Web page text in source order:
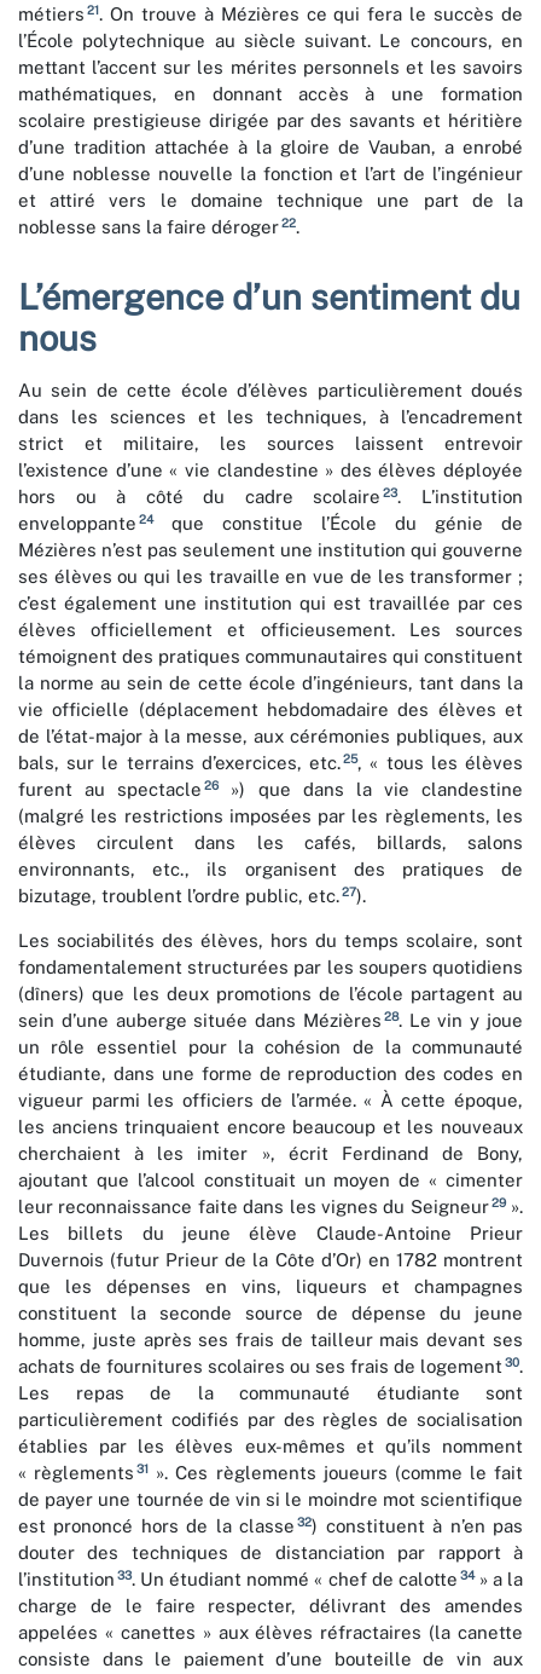
métiers 21. On trouve à Mézières ce qui fera le succès de
l’École polytechnique au siècle suivant. Le concours, en
mettant l’accent sur les mérites personnels et les savoirs
mathématiques, en donnant accès à une formation
scolaire prestigieuse dirigée par des savants et héritière
d’une tradition attachée à la gloire de Vauban, a enrobé
d’une noblesse nouvelle la fonction et l’art de l’ingénieur
et attiré vers le domaine technique une part de la
noblesse sans la faire déroger22.
L’émergence d’un sentiment du
nous
Au sein de cette école d’élèves particulièrement doués
dans les sciences et les techniques, à l’encadrement
strict et militaire, les sources laissent entrevoir
l’existence d’une « vie clandestine » des élèves déployée
hors ou à côté du cadre scolaire 23. L’institution
enveloppante 24que constitue l’École du génie de
Mézières n’est pas seulement une institution qui gouverne
ses élèves ou qui les travaille en vue de les transformer ;
c’est également une institution qui est travaillée par ces
élèves officiellement et officieusement. Les sources
témoignent des pratiques communautaires qui constituent
la norme au sein de cette école d’ingénieurs, tant dans la
vie officielle (déplacement hebdomadaire des élèves et
de l’état-major à la messe, aux cérémonies publiques, aux
bals, sur le terrains d’exercices, etc.25, « tous les élèves
furent au spectacle 26») que dans la vie clandestine
(malgré les restrictions imposées par les règlements, les
élèves circulent dans les cafés, billards, salons
environnants, etc., ils organisent des pratiques de
bizutage, troublent l’ordre public, etc.27).
Les sociabilités des élèves, hors du temps scolaire, sont
fondamentalement structurées par les soupers quotidiens
(dîners) que les deux promotions de l’école partagent au
sein d’une auberge située dans Mézières 28. Le vin y joue
un rôle essentiel pour la cohésion de la communauté
étudiante, dans une forme de reproduction des codes en
vigueur parmi les officiers de l’armée. « À cette époque,
les anciens trinquaient encore beaucoup et les nouveaux
cherchaient à les imiter », écrit Ferdinand de Bony,
ajoutant que l’alcool constituait un moyen de « cimenter
leur reconnaissance faite dans les vignes du Seigneur29».
Les billets du jeune élève Claude-Antoine Prieur
Duvernois (futur Prieur de la Côte d’Or) en 1782 montrent
que les dépenses en vins, liqueurs et champagnes
constituent la seconde source de dépense du jeune
homme, juste après ses frais de tailleur mais devant ses
achats de fournitures scolaires ou ses frais de logement 30.
Les repas de la communauté étudiante sont
particulièrement codifiés par des règles de socialisation
établies par les élèves eux-mêmes et qu’ils nomment
« règlements 31 ». Ces règlements joueurs (comme le fait
de payer une tournée de vin si le moindre mot scientifique
est prononcé hors de la classe 32) constituent à n’en pas
douter des techniques de distanciation par rapport à
l’institution 33. Un étudiant nommé « chef de calotte 34» a la
charge de le faire respecter, délivrant des amendes
appelées « canettes » aux élèves réfractaires (la canette
consiste dans le paiement d’une bouteille de vin aux